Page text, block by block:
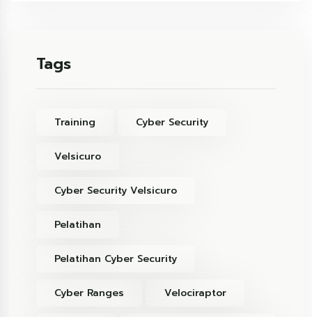
Tags
Training Cyber Security
Velsicuro
Cyber Security Velsicuro
Pelatihan
Pelatihan Cyber Security
Cyber Ranges Velociraptor